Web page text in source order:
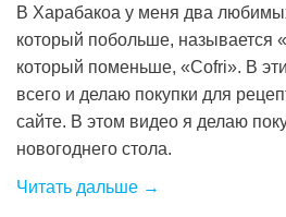
В Харабакоа у меня два
который побольше, называется
который поменьше, «Cofri». В
всего и делаю покупки для
сайте. В этом видео я делаю
новогоднего стола.
Читать дальше →